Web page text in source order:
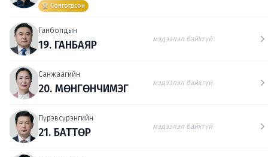
🏆 Сонгогдсон
Ганболдын
19. ГАНБАЯР мэдээлэл байхгүй
Санжаагийн
20. МӨНГӨНЧИМЭГ мэдээлэл байхгүй
Пүрэвсүрэнгийн
21. БАТТӨР мэдээлэл байхгүй